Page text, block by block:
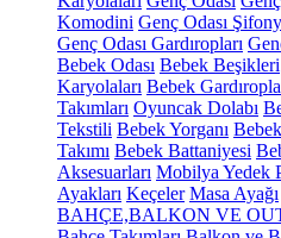
Komodini Genç Odası
Genç Odası Gardıropları
Bebek Odası Bebek Beşikleri
Karyolaları Bebek
Takımları Oyuncak Dolabı
Tekstili Bebek Yorganı
Takımı Bebek Battaniyesi
Aksesuarları Mobilya Yedek
Ayakları Keçeler Masa Ayağı
BAHÇE,BALKON VE